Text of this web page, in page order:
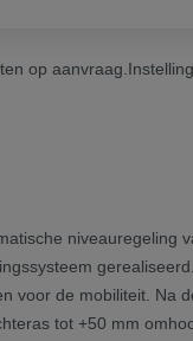
op
niveauregeling
voor de mobiliteit. Na
tot +50 mm